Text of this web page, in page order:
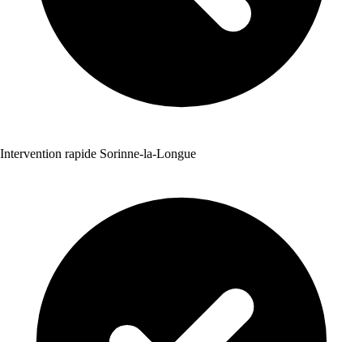
Intervention rapide Sorinne-la-Longue